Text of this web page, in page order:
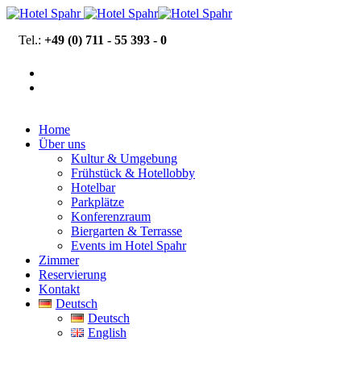
Tel.: +49 (0) 711 - 55 393 - 0
Home
Über uns
Kultur & Umgebung
Frühstück & Hotellobby
Hotelbar
Parkplätze
Konferenzraum
Biergarten & Terrasse
Events im Hotel Spahr
Zimmer
Reservierung
Kontakt
Deutsch
Deutsch
English